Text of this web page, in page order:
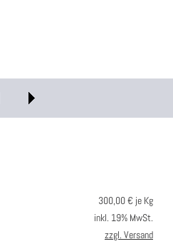
300,00€ je Kg
inkl. 19% MwSt.
zzgl. Versand